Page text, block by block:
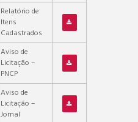
Relatório de
Itens
Cadastrados
Aviso de
Licitação –
PNCP
Aviso de
Licitação –
Jornal